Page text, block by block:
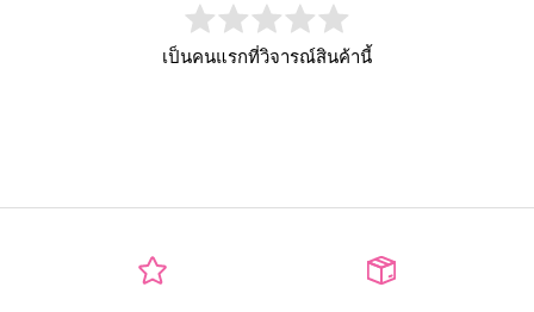
เป็นคนแรกที่วิจารณ์สินค้านี้